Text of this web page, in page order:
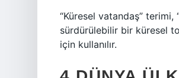
“Küresel vatandaş”
sürdürülebilir bir küresel
için kullanılır.